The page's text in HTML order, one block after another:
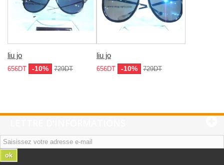
liu jo
656DT -10% 729DT
liu jo
656DT -10% 729DT
ok